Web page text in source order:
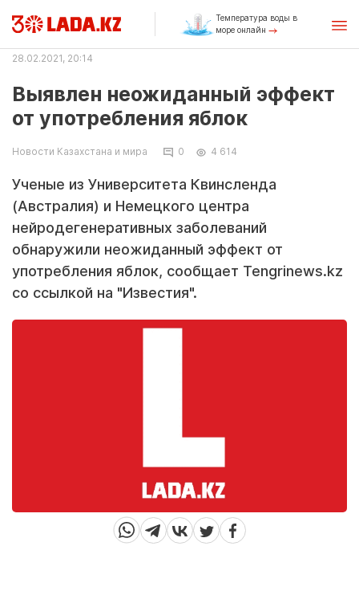
Температура воды в
море онлайн
28.02.2021, 20:14
Выявлен неожиданный эффект
от употребления яблок
Новости Казахстана и мира 0 4 614
Ученые из Университета Квинсленда
(Австралия) и Немецкого центра
нейродегенеративных заболеваний
обнаружили неожиданный эффект от
употребления яблок, сообщает Tengrinews.kz
со ссылкой на "Известия".